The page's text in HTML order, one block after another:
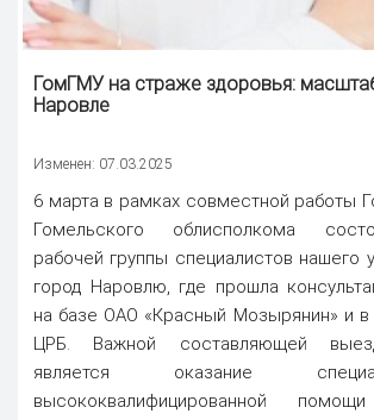
ГомГМУ на страже здоровья:
Наровле
Изменен: 07.03.2025
6 марта в рамках совместной работы
Гомельского облисполкома
рабочей группы специалистов нашего
город Наровлю, где прошла
на базе ОАО «Красный Мозырянин» и в
ЦРБ. Важной составляющей
является оказание
высококвалифицированной